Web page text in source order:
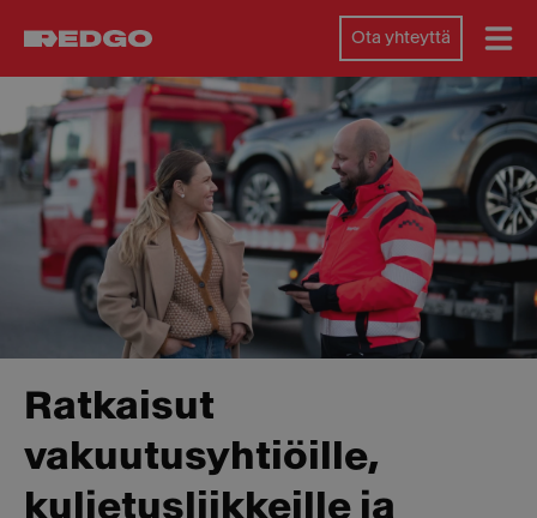
Ota yhteyttä
Ratkaisut
vakuutusyhtiöille,
kuljetusliikkeille ja